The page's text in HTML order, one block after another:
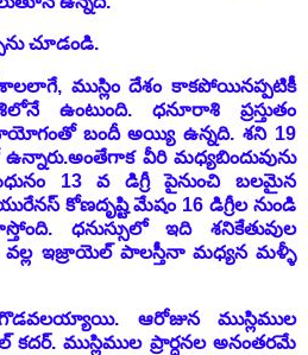
చూడండి.
ముస్లిం దేశం కాకపోయినప్పటికీ
ఉంటుంది. ధనూరాశి ప్రస్తుతం
బందీ అయ్యి ఉన్నది. శని 19
ఉన్నారు.అంతేగాక వీరి మధ్యబిందువును
13 వ డిగ్రీ పైనుంచి బలమైన
కోణదృష్టి మేషం 16 డిగ్రీల నుండి
ధనుస్సులో ఇది శనికేతువుల
ఇజ్రాయెల్ పాలస్తీనా మధ్యన మళ్ళీ
ఆరోజున ముస్లిముల
ముస్లిముల ప్రార్ధనల అనంతరమే